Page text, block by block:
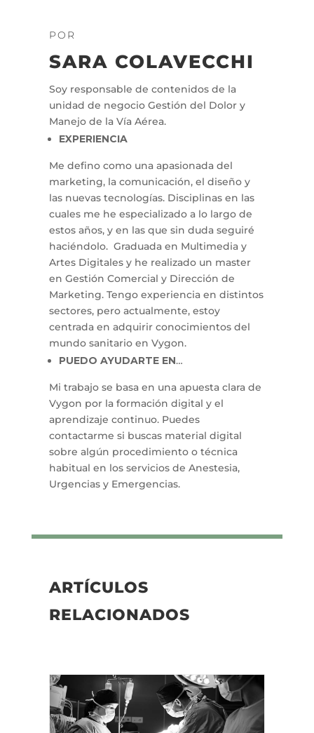
POR
SARA COLAVECCHI
Soy responsable de contenidos de la
unidad de negocio Gestión del Dolor y
Manejo de la Vía Aérea.
EXPERIENCIA
Me defino como una apasionada del
marketing, la comunicación, el diseño y
las nuevas tecnologías. Disciplinas en las
cuales me he especializado a lo largo de
estos años, y en las que sin duda seguiré
haciéndolo. Graduada en Multimedia y
Artes Digitales y he realizado un master
en Gestión Comercial y Dirección de
Marketing. Tengo experiencia en distintos
sectores, pero actualmente, estoy
centrada en adquirir conocimientos del
mundo sanitario en Vygon.
PUEDO AYUDARTE EN…
Mi trabajo se basa en una apuesta clara de
Vygon por la formación digital y el
aprendizaje continuo. Puedes
contactarme si buscas material digital
sobre algún procedimiento o técnica
habitual en los servicios de Anestesia,
Urgencias y Emergencias.
ARTÍCULOS
RELACIONADOS